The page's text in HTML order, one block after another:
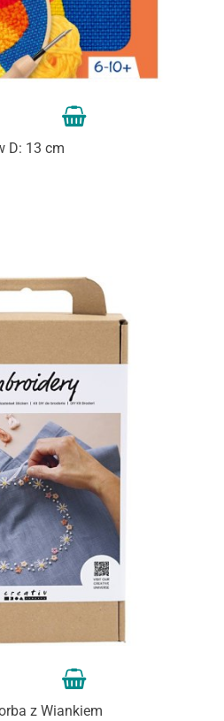
D: 13 cm
z Wiankiem